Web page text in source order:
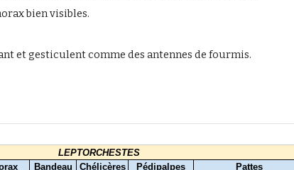
bien visibles.
et gesticulent comme des antennes de fourmis.